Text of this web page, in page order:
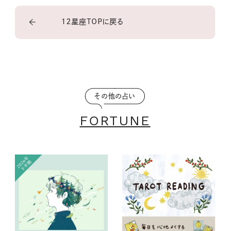
12星座TOPに戻る
その他の占い
FORTUNE